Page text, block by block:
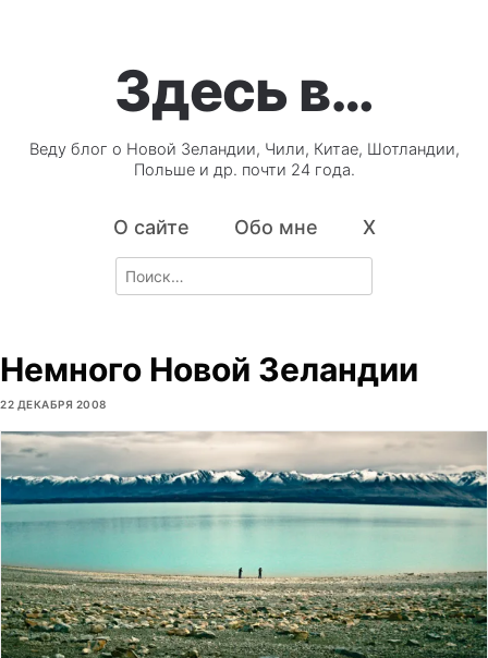
Здесь в…
Веду блог о Новой Зеландии, Чили, Китае, Шотландии,
Польше и др. почти 24 года.
О сайте Обо мне X
Search
for:
Немного Новой Зеландии
22 ДЕКАБРЯ 2008